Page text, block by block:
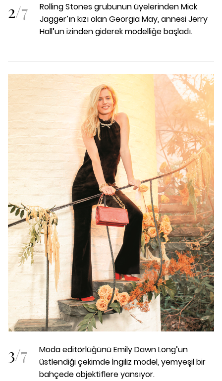
2/7
Rolling Stones grubunun üyelerinden Mick
Jagger’ın kızı olan Georgia May, annesi Jerry
Hall’un izinden giderek modelliğe başladı.
3/7
Moda editörlüğünü Emily Dawn Long’un
üstlendiği çekimde İngiliz model, yemyeşil bir
bahçede objektiflere yansıyor.